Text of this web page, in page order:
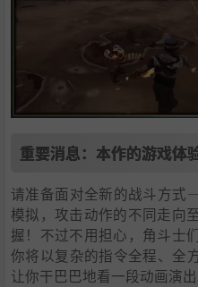
重要消息：本作的游戏体
请准备面对全新的战斗方
模拟，攻击动作的不同走向
握！不过不用担心，角斗士
你将以复杂的指令全程、
让你干巴巴地看一段动画演出